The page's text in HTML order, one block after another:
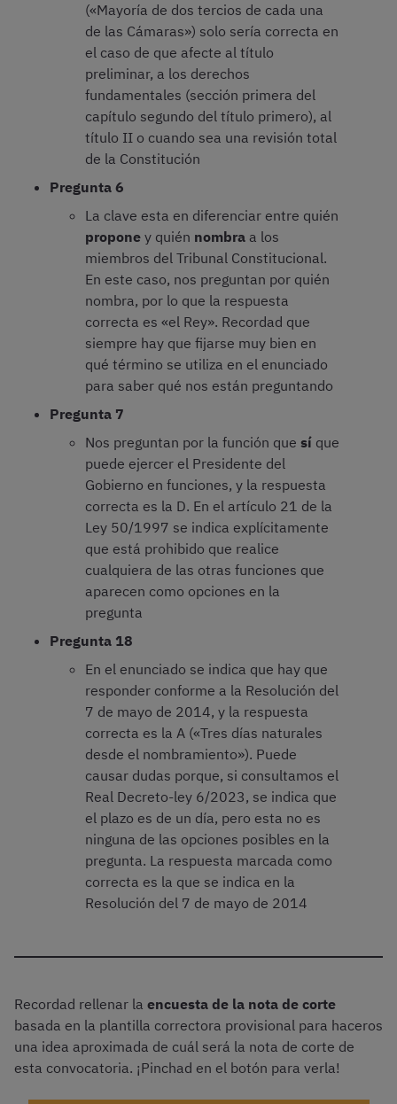
(«Mayoría de dos tercios de cada una
de las Cámaras») solo sería correcta en
el caso de que afecte al título
preliminar, a los derechos
fundamentales (sección primera del
capítulo segundo del título primero), al
título II o cuando sea una revisión total
de la Constitución
Pregunta 6
La clave esta en diferenciar entre quién
propone y quién nombra a los
miembros del Tribunal Constitucional.
En este caso, nos preguntan por quién
nombra, por lo que la respuesta
correcta es «el Rey». Recordad que
siempre hay que fijarse muy bien en
qué término se utiliza en el enunciado
para saber qué nos están preguntando
Pregunta 7
Nos preguntan por la función que sí que
puede ejercer el Presidente del
Gobierno en funciones, y la respuesta
correcta es la D. En el artículo 21 de la
Ley 50/1997 se indica explícitamente
que está prohibido que realice
cualquiera de las otras funciones que
aparecen como opciones en la
pregunta
Pregunta 18
En el enunciado se indica que hay que
responder conforme a la Resolución del
7 de mayo de 2014, y la respuesta
correcta es la A («Tres días naturales
desde el nombramiento»). Puede
causar dudas porque, si consultamos el
Real Decreto-ley 6/2023, se indica que
el plazo es de un día, pero esta no es
ninguna de las opciones posibles en la
pregunta. La respuesta marcada como
correcta es la que se indica en la
Resolución del 7 de mayo de 2014
Recordad rellenar la encuesta de la nota de corte
basada en la plantilla correctora provisional para haceros
una idea aproximada de cuál será la nota de corte de
esta convocatoria. ¡Pinchad en el botón para verla!